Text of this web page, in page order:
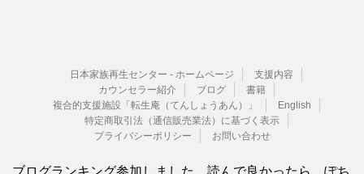
日本家族再生センター - ホームページ
支援内容
カウンセラー紹介
ブログ
書籍
複合的支援施設「転生庵（てんしょうあん）」
English
特定商取引法（通信販売業法）に基づく表示
プライバシーポリシー
お問い合わせ
ブログランキング参加しました。読んで良かったら、ぽち